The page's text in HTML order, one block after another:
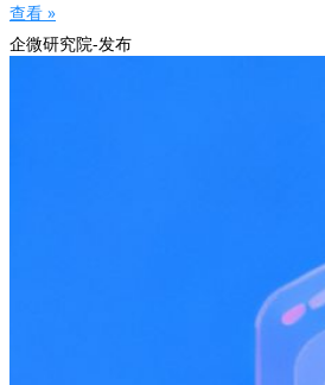
查看 »
企微研究院-发布